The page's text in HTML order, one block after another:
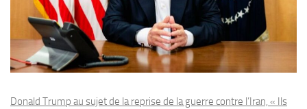
Donald Trump au sujet de la reprise de la guerre contre l’Iran, « Ils